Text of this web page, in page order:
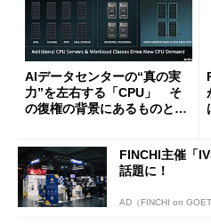
AIデータセンターの“真の実
力”を左右する「CPU」 そ
の復権の背景にあるものと
FINCHI主催「
話題に！
AD（FINCHI on